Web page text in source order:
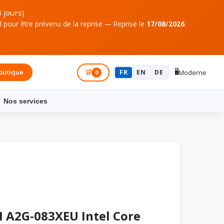
jours)
être prévenu de la reprise — Reprise le 17/08/2026.
🛒 0 FR EN DE 🖥️Moderne
Nos services
A2G-083XEU Intel Core